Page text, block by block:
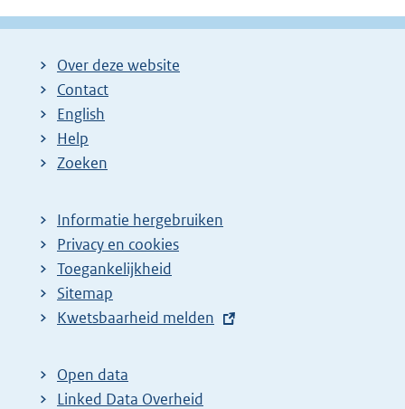
Over deze website
Contact
English
Help
Zoeken
Informatie hergebruiken
Privacy en cookies
Toegankelijkheid
Sitemap
E
t
e
Kwetsbaarheid melden
Open data
Linked Data Overheid